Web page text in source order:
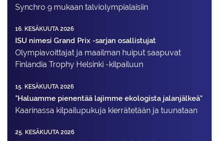
Synchro 9 mukaan talviolympialaisiin
16. KESÄKUUTA 2026
ISU nimesi Grand Prix -sarjan osallistujat
Olympiavoittajat ja maailman huiput saapuvat
Finlandia Trophy Helsinki -kilpailuun
15. KESÄKUUTA 2026
"Haluamme pienentää lajimme ekologista jalanjälkeä"
Kaarinassa kilpailupukuja kierrätetään ja tuunataan
25. KESÄKUUTA 2026